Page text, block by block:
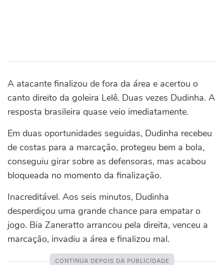
A atacante finalizou de fora da área e acertou o
canto direito da goleira Lelê. Duas vezes Dudinha. A
resposta brasileira quase veio imediatamente.
Em duas oportunidades seguidas, Dudinha recebeu
de costas para a marcação, protegeu bem a bola,
conseguiu girar sobre as defensoras, mas acabou
bloqueada no momento da finalização.
Inacreditável. Aos seis minutos, Dudinha
desperdiçou uma grande chance para empatar o
jogo. Bia Zaneratto arrancou pela direita, venceu a
marcação, invadiu a área e finalizou mal.